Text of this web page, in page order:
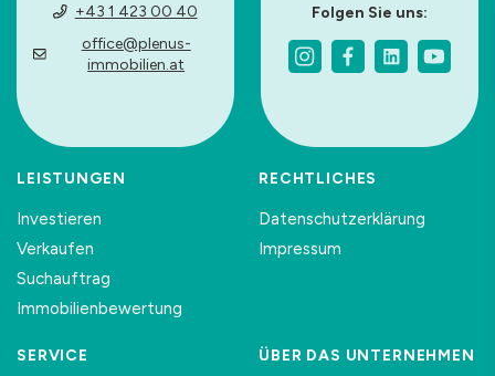
+43 1 423 00 40
office@plenus-
immobilien.at
Folgen Sie uns:
LEISTUNGEN
Investieren
Verkaufen
Suchauftrag
Immobilienbewertung
RECHTLICHES
Datenschutzerklärung
Impressum
SERVICE ÜBER DAS UNTERNEHMEN